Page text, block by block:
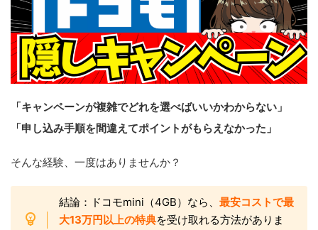
「キャンペーンが複雑でどれを選べばいいかわからない」
「申し込み手順を間違えてポイントがもらえなかった」
そんな経験、一度はありませんか？
結論：ドコモmini（4GB）なら、 最安コストで最
大13万円以上の特典を受け取れる方法がありま